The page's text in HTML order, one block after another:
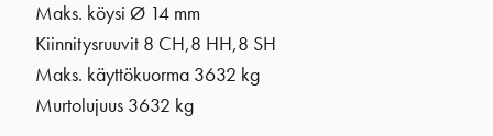
Maks. köysi Ø 14 mm
Kiinnitysruuvit 8 CH,8 HH,8 SH
Maks. käyttökuorma 3632 kg
Murtolujuus 3632 kg